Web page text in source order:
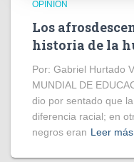
OPINIÓN
Los
historia de la
Por: Gabriel Hurtado
MUNDIAL DE
dio por sentado que
diferencia racial; en
negros eran Leer más